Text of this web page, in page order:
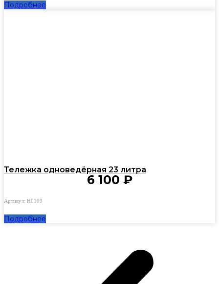
Подробнее
Тележка одноведёрная 23 литра
6 100 ₽
Артикул: H0109
Подробнее